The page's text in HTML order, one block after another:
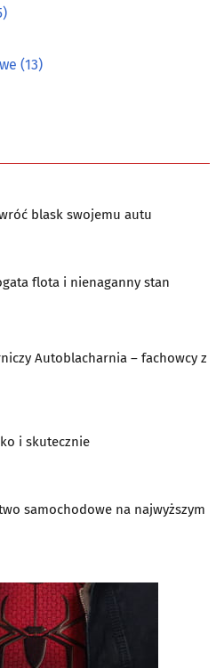
(13)
blask swojemu autu
flota i nienaganny stan
Autoblacharnia – fachowcy z
i skutecznie
samochodowe na najwyższym